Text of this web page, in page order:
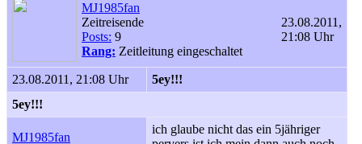
MJ1985fan
Zeitreisende
Posts: 9
Rang: Zeitleitung eingeschaltet
23.08.2011,
21:08 Uhr
23.08.2011, 21:08 Uhr
5ey!!!
5ey!!!
MJ1985fan
ich glaube nicht das ein 5jähriger